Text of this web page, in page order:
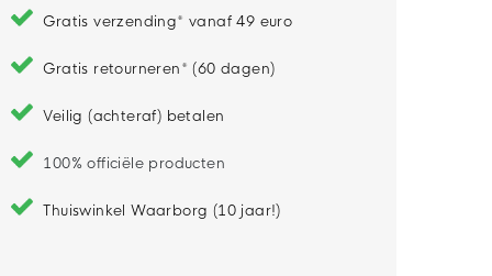
Gratis verzending* vanaf 49 euro
Gratis retourneren* (60 dagen)
Veilig (achteraf) betalen
100% officiële producten
Thuiswinkel Waarborg (10 jaar!)